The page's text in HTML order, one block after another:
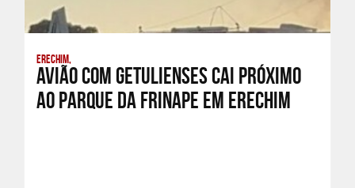
Erechim,
Avião com getulienses cai próximo
ao parque da Frinape em Erechim